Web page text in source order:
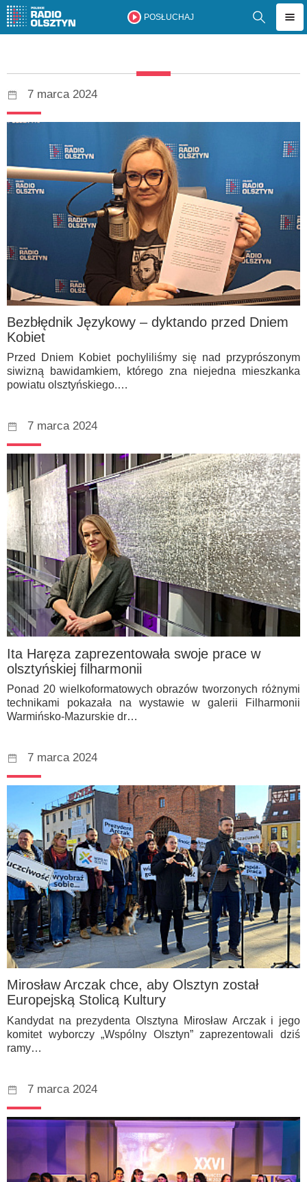
POSŁUCHAJ
7 marca 2024
Bezbłędnik Językowy – dyktando przed Dniem
Kobiet
Przed Dniem Kobiet pochyliliśmy się nad przyprószonym
siwizną bawidamkiem, którego zna niejedna mieszkanka
powiatu olsztyńskiego.…
7 marca 2024
Ita Haręza zaprezentowała swoje prace w
olsztyńskiej filharmonii
Ponad 20 wielkoformatowych obrazów tworzonych różnymi
technikami pokazała na wystawie w galerii Filharmonii
Warmińsko-Mazurskie dr…
7 marca 2024
Mirosław Arczak chce, aby Olsztyn został
Europejską Stolicą Kultury
Kandydat na prezydenta Olsztyna Mirosław Arczak i jego
komitet wyborczy „Wspólny Olsztyn” zaprezentowali dziś
ramy…
7 marca 2024